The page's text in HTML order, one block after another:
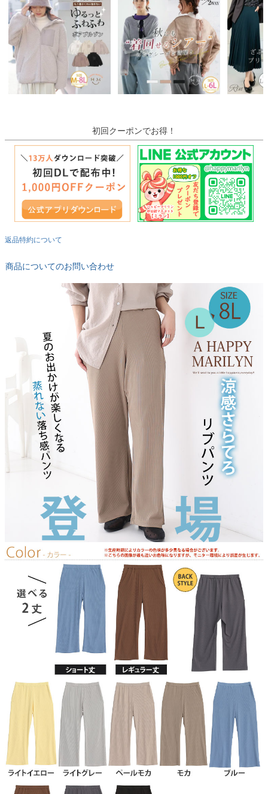
初回クーポンでお得！
返品特約について
商品についてのお問い合わせ